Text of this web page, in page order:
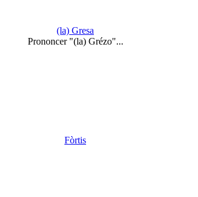
(la) Gresa
Prononcer "(la) Grézo"...
Fòrtis